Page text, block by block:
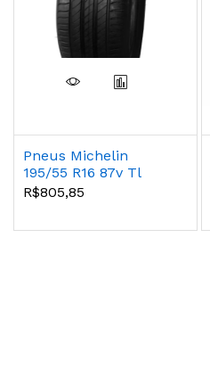
Pneus Michelin
195/55 R16 87v Tl
Primacy 4 Mi
R$805,85